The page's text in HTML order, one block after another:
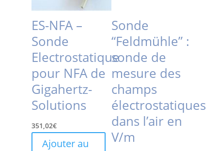
ES-NFA –
Sonde
Electrostatique
pour NFA de
Gigahertz-
Solutions
351,02€
Ajouter au
Sonde
“Feldmühle” :
sonde de
mesure des
champs
électrostatiques
dans l’air en
V/m